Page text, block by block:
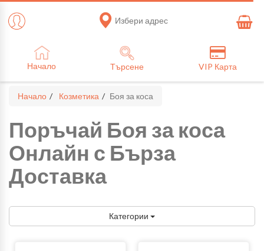
Избери адрес
Начало Търсене VIP Карта
Начало Козметика Боя за коса
Поръчай Боя за коса
Онлайн с Бърза
Доставка
Категории